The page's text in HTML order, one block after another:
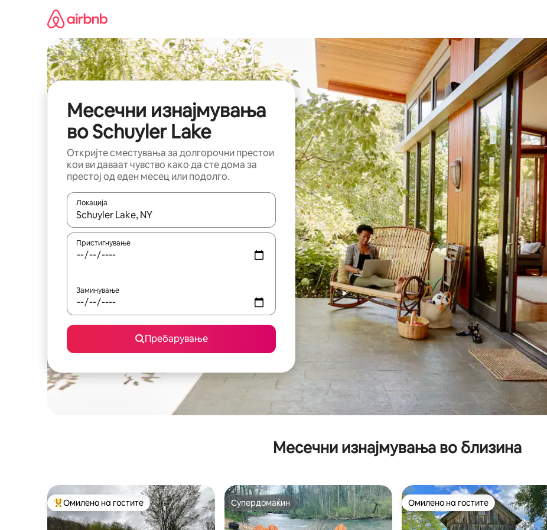
Месечни изнајмувања
во Schuyler Lake
Откријте сместувања за долгорочни престои
кои ви даваат чувство како да сте дома за
престој од еден месец или подолго.
Локација
Кога резултатите се достапни, движете се со копчињата со стрелки нагоре и надолу или истражувајте со допирање
Пристигнување
Заминување
Пребарување
Месечни изнајмувања во близина
Меѓу најуспешните „Омилени на гостите“
Омилено на гостите Супердомаќин
Супердомаќин Омилено на гостите
Омилено на гостите